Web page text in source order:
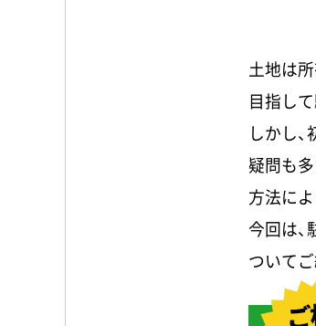
土地は
目指し
しかし
疑問も
方法に
今回は
ついて